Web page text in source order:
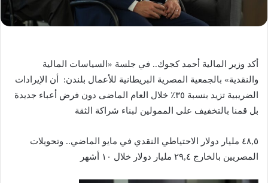
أكد وزير المالية أحمد كجوك.. في جلسة «السياسات المالية
والنقدية» بالجمعية المصرية البريطانية للأعمال بلندن: أن الإيرادات
الضريبية تزيد بنسبة ٣٥٪ خلال العام الماضى دون فرض أعباء جديدة
بل قمنا بالتخفيف على الممولين لبناء شراكة الثقة
٤٨,٥ مليار دولار الاحتياطي النقدي في مايو الماضي.. وتحويلات
المصريين بالخارج ٢٩,٤ مليار دولار خلال ١٠ أشهر